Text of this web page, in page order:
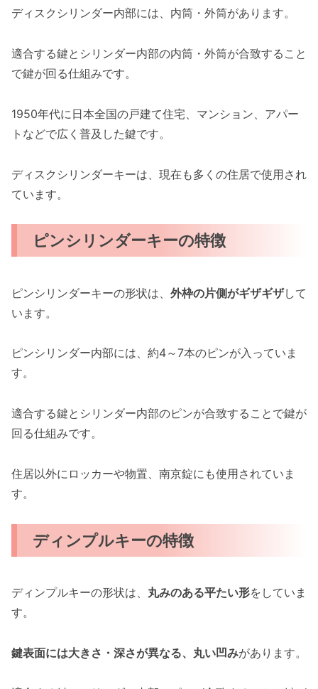
ディスクシリンダー内部には、内筒・外筒があります。
適合する鍵とシリンダー内部の内筒・外筒が合致すること
で鍵が回る仕組みです。
1950年代に日本全国の戸建て住宅、マンション、アパー
トなどで広く普及した鍵です。
ディスクシリンダーキーは、現在も多くの住居で使用され
ています。
ピンシリンダーキーの特徴
ピンシリンダーキーの形状は、 外枠の片側がギザギザして
います。
ピンシリンダー内部には、約4～7本のピンが入っていま
す。
適合する鍵とシリンダー内部のピンが合致することで鍵が
回る仕組みです。
住居以外にロッカーや物置、南京錠にも使用されていま
す。
ディンプルキーの特徴
ディンプルキーの形状は、 丸みのある平たい形をしていま
す。
鍵表面には大きさ・深さが異なる、丸い凹みがあります。